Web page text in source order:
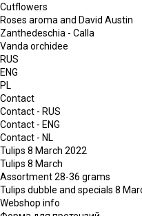
Cutflowers
Roses aroma and David Austin
Zanthedeschia - Calla
Vanda orchidee
RUS
ENG
PL
Contact
Contact - RUS
Contact - ENG
Contact - NL
Tulips 8 March 2022
Tulips 8 March
Assortment 28-36 grams
Tulips dubble and specials 8
Webshop info